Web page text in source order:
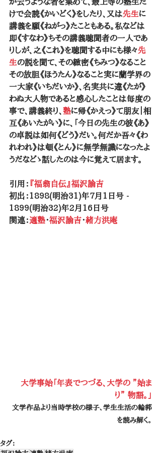
けで会読《かいどく》をしたり、又は先生に
講義を願《ねがっ》たこともある。私などは
即《すなわ》ちその講義聴聞者の一人であ
りしが、之《これ》を聴聞する中にも様々先
生の説を聞て、その緻密《ちみつ》なること
その放胆《ほうたん》なること実に蘭学界の
一大家《いちだいか》、名実共に違《たが》
わぬ大人物であると感心したことは毎度の
事で、講義終り、 塾に帰《かえっ》て朋友｜相
互《あいたがい》に、「今日の先生の彼《あ》
の卓説は如何《どう》だい。何だか吾々《わ
れわれ》は頓《とん》に無学無識になったよ
うだなどゝ話したのは今に覚えて居ます。
引用： 『福翁自伝』福沢諭吉
初出：1898(明治31)年7月1日号 -
1899(明治32)年2月16日号
関連：適塾・福沢諭吉・緒方洪庵
大学事始「年表でつづる、大学の ”始ま
り” 物語。」
文学作品より当時学校の様子、学生生活の輪郭
を読み解く。
タグ：